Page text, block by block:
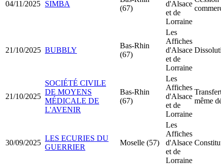
04/11/2025 SIMBA
(67)
d'Alsace
et de
Lorraine
21/10/2025 BUBBLY
Bas-Rhin
(67)
Les
Affiches
d'Alsace
et de
Lorraine
21/10/2025
SOCIÉTÉ CIVILE
DE MOYENS
MÉDICALE DE
L'AVENIR
Bas-Rhin
(67)
Les
Affiches
d'Alsace
et de
Lorraine
même
30/09/2025
LES ECURIES DU
GUERRIER
Moselle (57)
Les
Affiches
d'Alsace
et de
Lorraine